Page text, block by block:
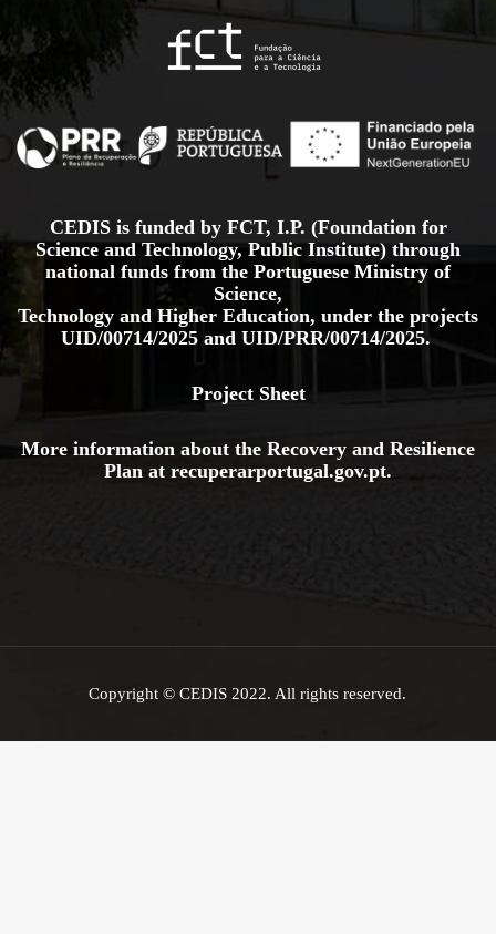
CEDIS is funded by FCT, I.P. (Foundation for
Science and Technology, Public Institute) through
national funds from the Portuguese Ministry of
Science,
Technology and Higher Education, under the projects
UID/00714/2025 and UID/PRR/00714/2025.
Project Sheet
More information about the Recovery and Resilience
Plan at recuperarportugal.gov.pt.
Copyright © CEDIS 2022. All rights reserved.